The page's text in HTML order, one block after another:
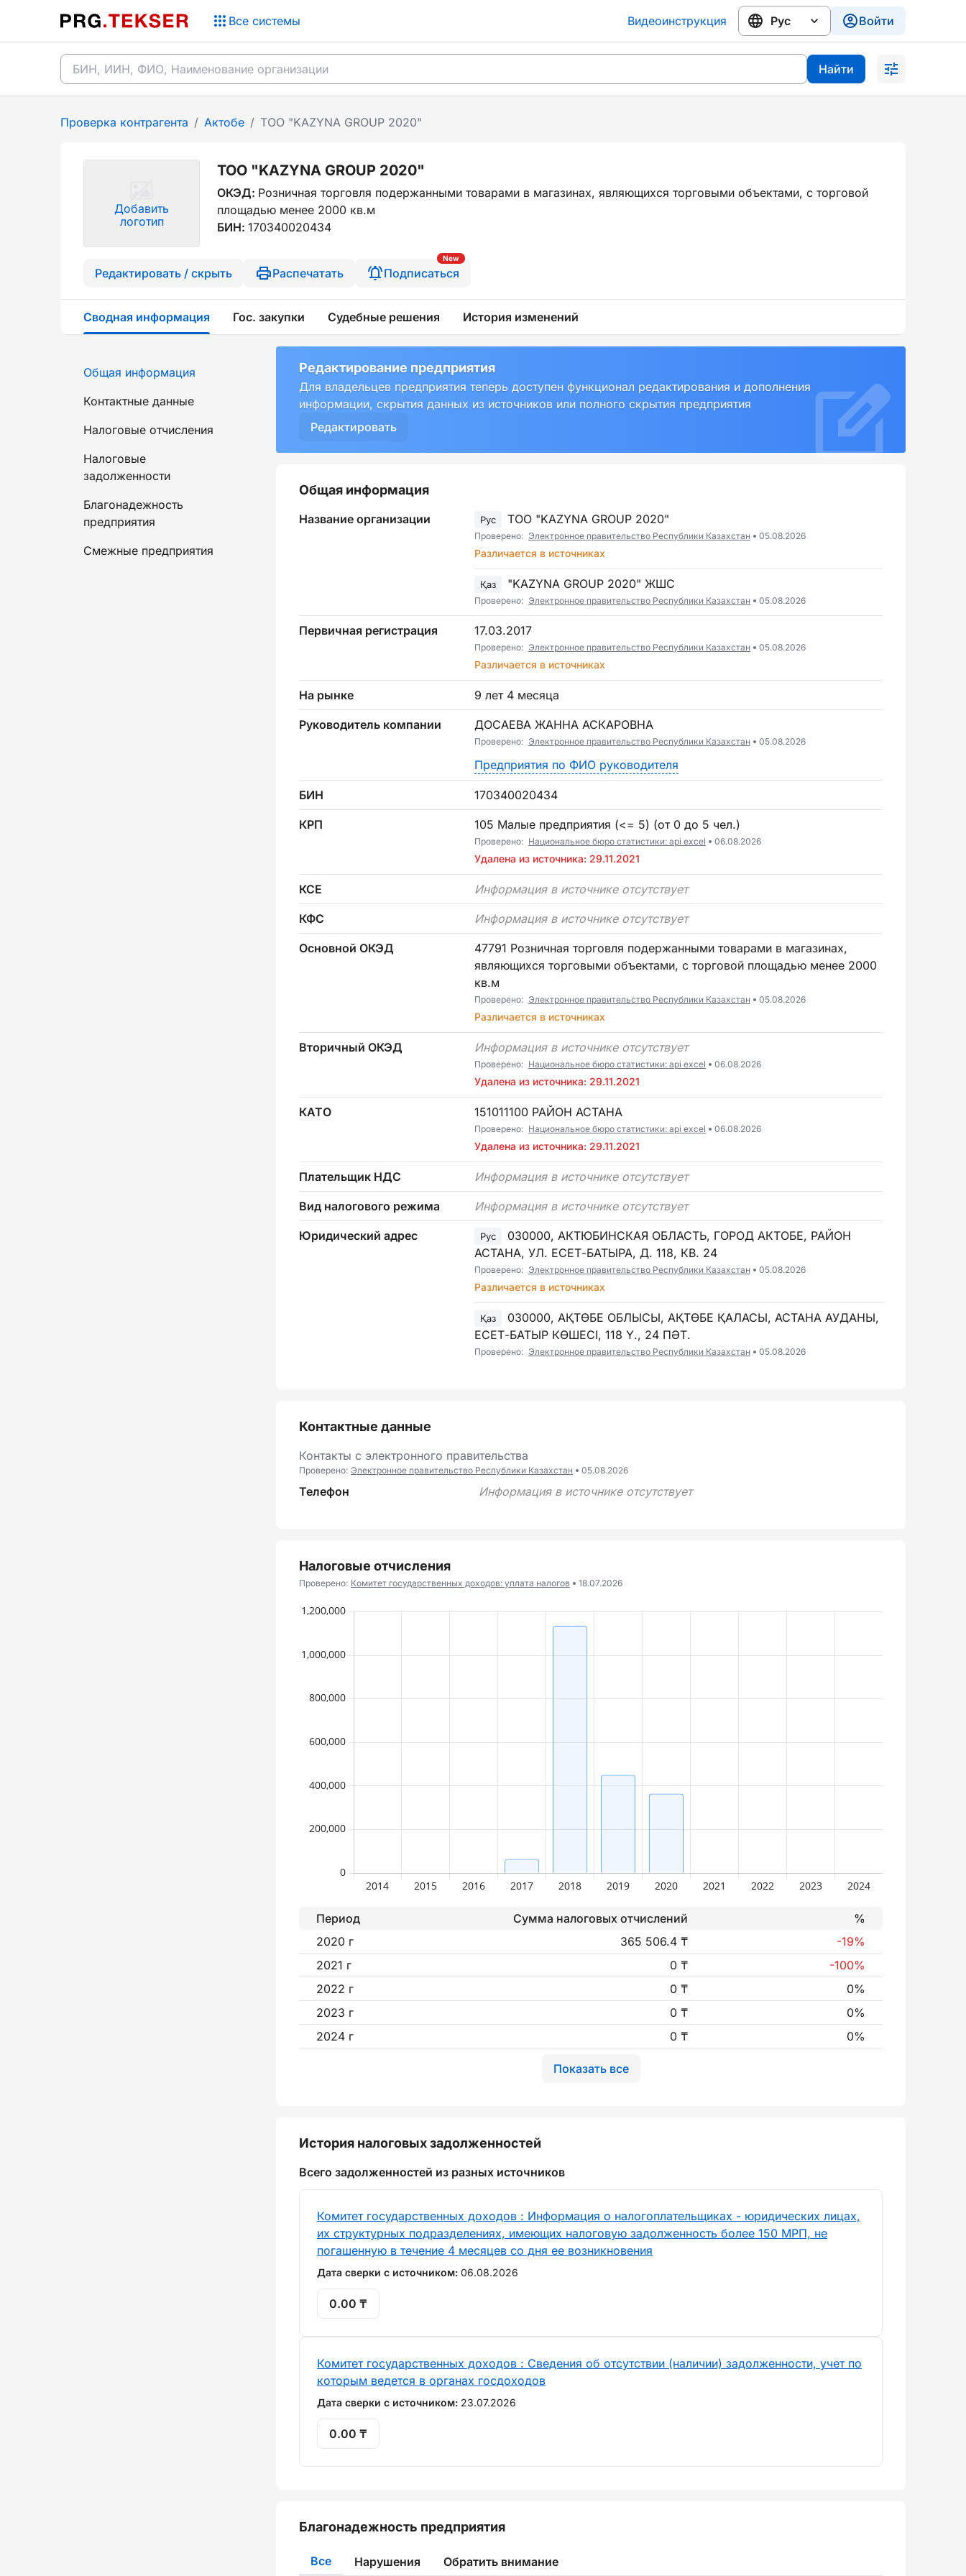
Все системы Видеоинструкция Войти
Найти
Проверка контрагента / Актобе / ТОО "KAZYNA GROUP 2020"
Добавить
логотип
ТОО "KAZYNA GROUP 2020"
ОКЭД: Розничная торговля подержанными товарами в магазинах, являющихся торговыми объектами, с торговой
площадью менее 2000 кв.м
БИН: 170340020434
Редактировать / скрыть Распечатать
New
Подписаться
Сводная информация Гос. закупки Судебные решения История изменений
Общая информация
Контактные данные
Налоговые отчисления
Налоговые
задолженности
Благонадежность
предприятия
Смежные предприятия
Редактирование предприятия
Для владельцев предприятия теперь доступен функционал редактирования и дополнения
информации, скрытия данных из источников или полного скрытия предприятия
Редактировать
Общая информация
Название организации Рус ТОО "KAZYNA GROUP 2020"
Проверено: Электронное правительство Республики Казахстан 05.08.2026
Различается в источниках
Қаз "KAZYNA GROUP 2020" ЖШС
Проверено: Электронное правительство Республики Казахстан 05.08.2026
Первичная регистрация 17.03.2017
Проверено: Электронное правительство Республики Казахстан 05.08.2026
Различается в источниках
На рынке 9 лет 4 месяца
Руководитель компании ДОСАЕВА ЖАННА АСКАРОВНА
Проверено: Электронное правительство Республики Казахстан 05.08.2026
Предприятия по ФИО руководителя
БИН 170340020434
КРП 105 Малые предприятия (<= 5) (от 0 до 5 чел.)
Проверено: Национальное бюро статистики: api excel 06.08.2026
Удалена из источника: 29.11.2021
КСЕ Информация в источнике отсутствует
КФС Информация в источнике отсутствует
Основной ОКЭД
47791 Розничная торговля подержанными товарами в магазинах,
являющихся торговыми объектами, с торговой площадью менее 2000
кв.м
Проверено: Электронное правительство Республики Казахстан 05.08.2026
Различается в источниках
Вторичный ОКЭД Информация в источнике отсутствует
Проверено: Национальное бюро статистики: api excel 06.08.2026
Удалена из источника: 29.11.2021
КАТО 151011100 РАЙОН АСТАНА
Проверено: Национальное бюро статистики: api excel 06.08.2026
Удалена из источника: 29.11.2021
Плательщик НДС Информация в источнике отсутствует
Вид налогового режима Информация в источнике отсутствует
Юридический адрес Рус
030000, АКТЮБИНСКАЯ ОБЛАСТЬ, ГОРОД АКТОБЕ, РАЙОН
АСТАНА, УЛ. ЕСЕТ-БАТЫРА, Д. 118, КВ. 24
Проверено: Электронное правительство Республики Казахстан 05.08.2026
Различается в источниках
Қаз
030000, АҚТӨБЕ ОБЛЫСЫ, АҚТӨБЕ ҚАЛАСЫ, АСТАНА АУДАНЫ,
ЕСЕТ-БАТЫР КӨШЕСІ, 118 Ү., 24 ПӘТ.
Проверено: Электронное правительство Республики Казахстан 05.08.2026
Контактные данные
Контакты с электронного правительства
Проверено: Электронное правительство Республики Казахстан 05.08.2026
Телефон Информация в источнике отсутствует
Налоговые отчисления
Проверено: Комитет государственных доходов: уплата налогов 18.07.2026
Период Сумма налоговых отчислений
%
2020 г
365 506.4 ₸
-19%
2021 г
0 ₸
-100%
2022 г
0 ₸
0%
2023 г
0 ₸
0%
2024 г
0 ₸ 0%
Показать все
История налоговых задолженностей
Всего задолженностей из разных источников
Комитет государственных доходов : Информация о налогоплательщиках - юридических лицах,
их структурных подразделениях, имеющих налоговую задолженность более 150 МРП, не
погашенную в течение 4 месяцев со дня ее возникновения
Дата сверки с источником: 06.08.2026
0.00 ₸
Комитет государственных доходов : Сведения об отсутствии (наличии) задолженности, учет по
которым ведется в органах госдоходов
Дата сверки с источником: 23.07.2026
0.00 ₸
Благонадежность предприятия
Все Нарушения Обратить внимание